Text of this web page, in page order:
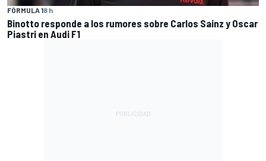
FÓRMULA 18 h
Binotto responde a los rumores sobre Carlos Sainz y Oscar
Piastri en Audi F1